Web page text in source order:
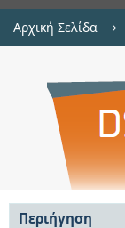
Αρχική Σελίδα →
Περιήγηση